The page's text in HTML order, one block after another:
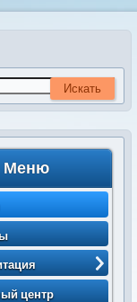
Меню
направления
центр